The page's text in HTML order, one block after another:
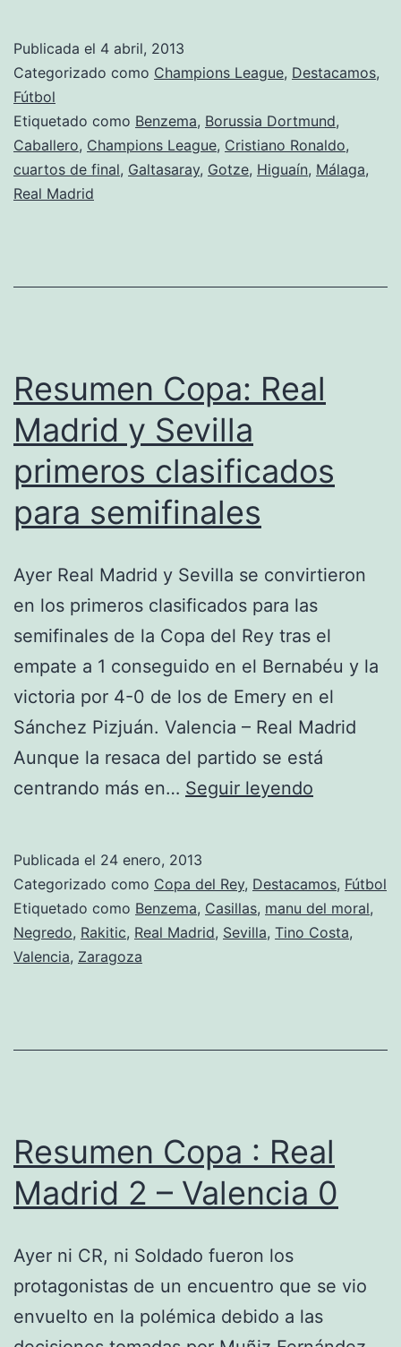
golea
el
Málaga
sobrevive
Publicada el 4 abril, 2013
Categorizado como Champions League, Destacamos,
Fútbol
Etiquetado como Benzema, Borussia Dortmund,
Caballero, Champions League, Cristiano Ronaldo,
cuartos de final, Galtasaray, Gotze, Higuaín, Málaga,
Real Madrid
Resumen Copa: Real
Madrid y Sevilla
primeros clasificados
para semifinales
Ayer Real Madrid y Sevilla se convirtieron
en los primeros clasificados para las
semifinales de la Copa del Rey tras el
empate a 1 conseguido en el Bernabéu y la
victoria por 4-0 de los de Emery en el
Sánchez Pizjuán. Valencia – Real Madrid
Aunque la resaca del partido se está
centrando más en… Seguir leyendo
Madrid
y
Sevilla
Publicada el 24 enero, 2013
Categorizado como Copa del Rey, Destacamos, Fútbol
Etiquetado como Benzema, Casillas, manu del moral,
Negredo, Rakitic, Real Madrid, Sevilla, Tino Costa,
Valencia, Zaragoza
Resumen Copa : Real
Madrid 2 – Valencia 0
Ayer ni CR, ni Soldado fueron los
protagonistas de un encuentro que se vio
envuelto en la polémica debido a las